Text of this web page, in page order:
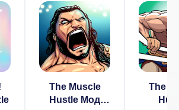
The Muscle
Hustle Мод
The